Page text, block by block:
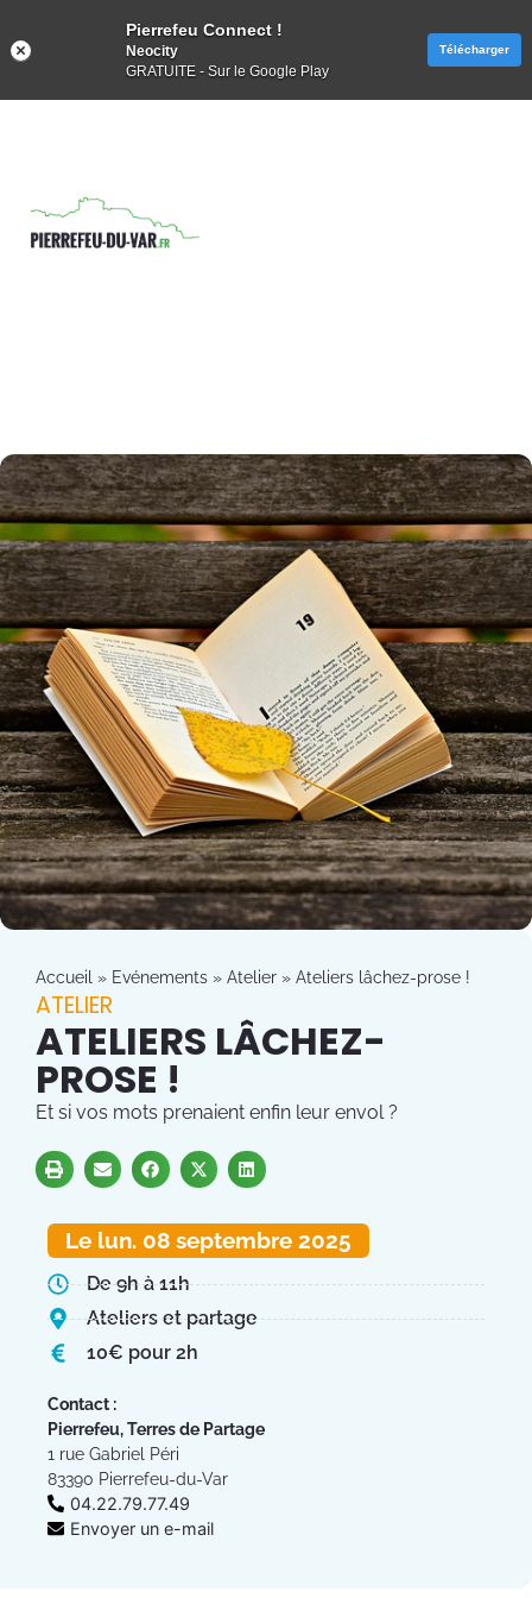
Accueil » Evénements » Atelier » Ateliers lâchez-prose !
ATELIER
ATELIERS LÂCHEZ-
PROSE !
Et si vos mots prenaient enfin leur envol ?
Le lun. 08 septembre 2025
De 9h à 11h
Ateliers et partage
10€ pour 2h
Contact :
Pierrefeu, Terres de Partage
1 rue Gabriel Péri
83390 Pierrefeu-du-Var
04.22.79.77.49
Envoyer un e-mail
Pierrefeu Connect !
Neocity
GRATUITE - Sur le Google Play
Télécharger